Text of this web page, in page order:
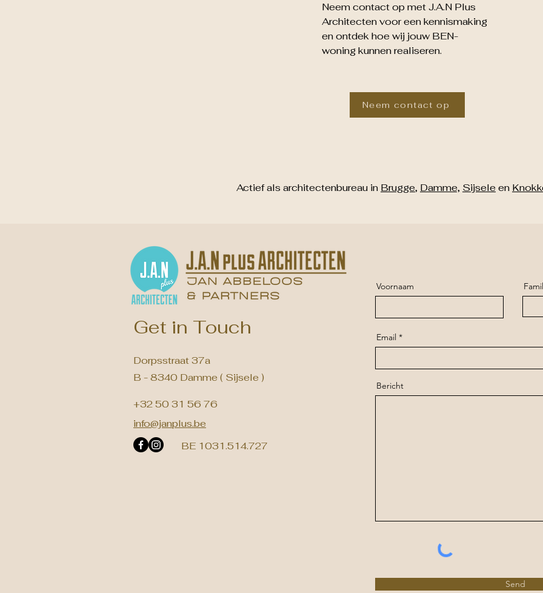
Neem contact op met J.A.N Plus
Architecten voor een kennismaking
en ontdek hoe wij jouw BEN-
woning kunnen realiseren.
Neem contact op
Actief als architectenbureau in Brugge, Damme, Sijseleen
Get in Touch
Dorpsstraat 37a
B - 8340 Damme ( Sijsele )
+32 50 31 56 76
info@janplus.be
BE 1031.514.727
Voornaam
Email
Bericht
Send